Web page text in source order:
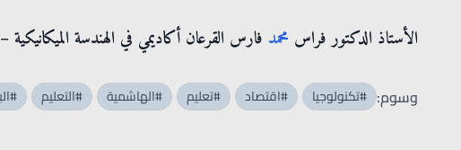
الأستاذ الدكتور فراس محمد فارس القرعان أكاديمي في الهندسة الميكانيكية
وسوم: #تكنولوجيا #اقتصاد #تعليم #الهاشمية #التعليم